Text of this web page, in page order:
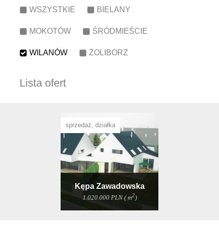
WSZYSTKIE BIELANY
MOKOTÓW ŚRÓDMIEŚCIE
WILANÓW ŻOLIBORZ
Lista ofert
sprzedaż, działka
Kępa Zawadowska
1.020.000 PLN ( m2)